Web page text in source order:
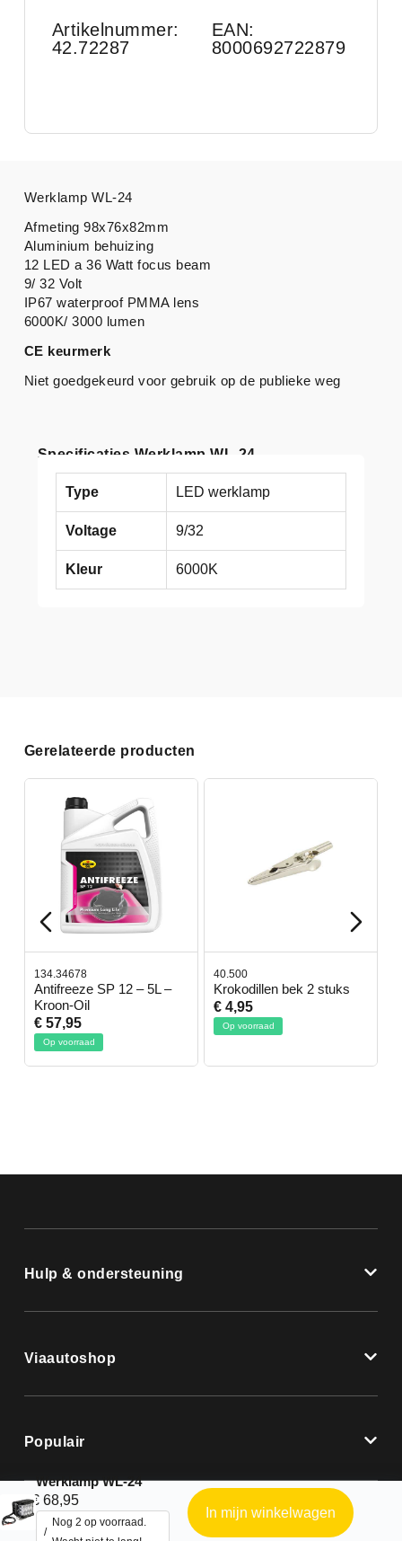
Artikelnummer:
42.72287
EAN:
8000692722879
Specificaties Werklamp WL-24
Type LED werklamp
Voltage 9/32
Kleur 6000K
Werklamp WL-24
Afmeting 98x76x82mm
Aluminium behuizing
12 LED a 36 Watt focus beam
9/ 32 Volt
IP67 waterproof PMMA lens
6000K/ 3000 lumen
CE keurmerk
Niet goedgekeurd voor gebruik op de publieke weg
Gerelateerde producten
134.34678
Antifreeze SP 12 – 5L –
Kroon-Oil
€ 57,95
Op voorraad
40.500
Krokodillen bek 2 stuks
€ 4,95
Op voorraad
Hulp & ondersteuning
Viaautoshop
Populair
Werklamp WL-24
€ 68,95
Nog 2 op voorraad.
In mijn winkelwagen